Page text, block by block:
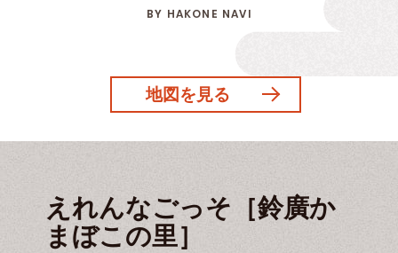
BY HAKONE NAVI
地図を見る
えれんなごっそ［鈴廣か
まぼこの里］